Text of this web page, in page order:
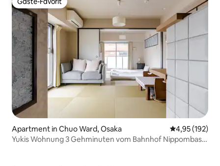
Gäste-Favorit
Apartment in Chuo Ward, Osaka
4,95 (192)
Yukis Wohnung 3 Gehminuten vom Bahnhof Nippombashi